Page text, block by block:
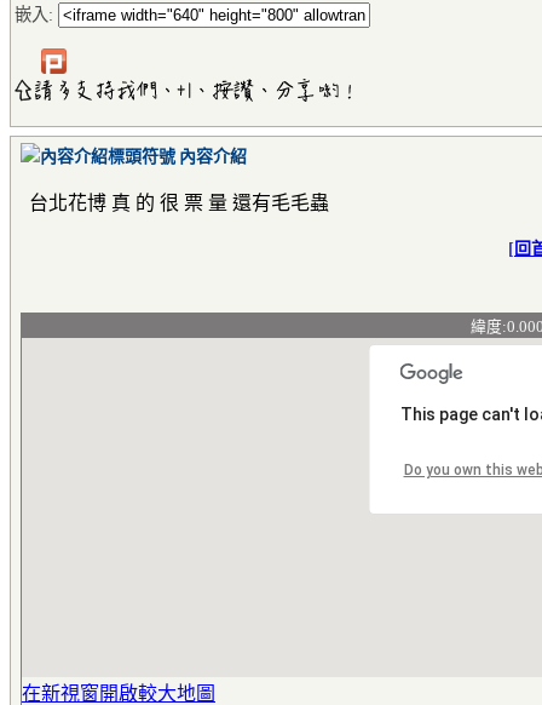
嵌入:
內容介紹
台北花博 真 的 很 票 量 還有毛毛蟲
[ 回
緯度
This page can't
Do you own this
在新視窗開啟較大地圖